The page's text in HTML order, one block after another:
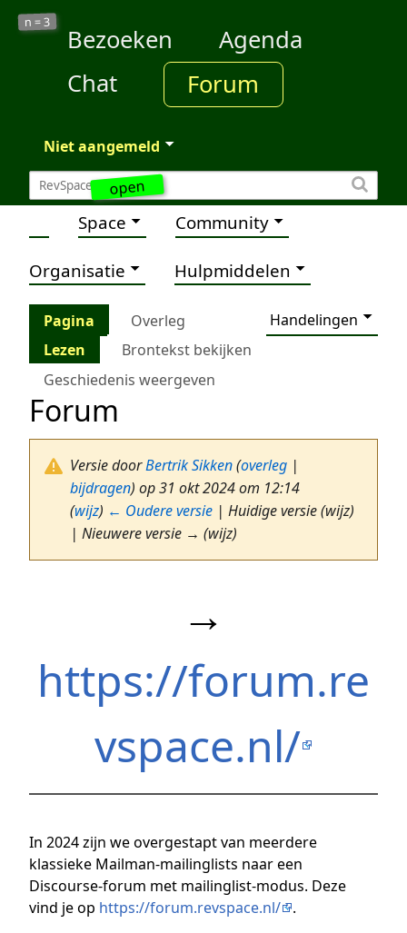
open
n =3
Bezoeken
Agenda
Chat
Forum
Niet aangemeld
Space Community
Organisatie Hulpmiddelen
Pagina Overleg
Handelingen
Lezen
Brontekst bekijken
Geschiedenis weergeven
Forum
Versie doorBertrik Sikken(overleg |
bijdragen) op 31 okt 2024 om 12:14
(wijz) ← Oudere versie | Huidige versie (wijz)
| Nieuwere versie → (wijz)
→
https://forum.re
vspace.nl/
In 2024 zijn we overgestapt van meerdere
klassieke Mailman-mailinglists naar een
Discourse-forum met mailinglist-modus. Deze
vind je op https://forum.revspace.nl/
.